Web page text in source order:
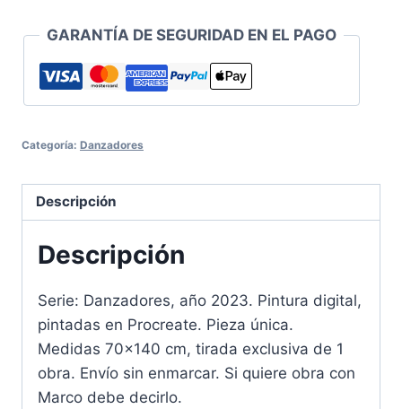
GARANTÍA DE SEGURIDAD EN EL PAGO
Categoría: Danzadores
Descripción
Descripción
Serie: Danzadores, año 2023. Pintura digital,
pintadas en Procreate. Pieza única.
Medidas 70×140 cm, tirada exclusiva de 1
obra. Envío sin enmarcar. Si quiere obra con
Marco debe decirlo.